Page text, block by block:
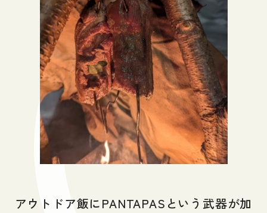
アウトドア飯にPANTAPASという武器が加